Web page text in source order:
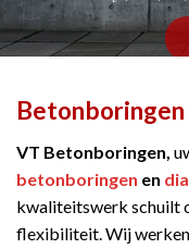
VT Betonboringen,
betonboringen en
kwaliteitswerk schuilt
flexibiliteit. Wij